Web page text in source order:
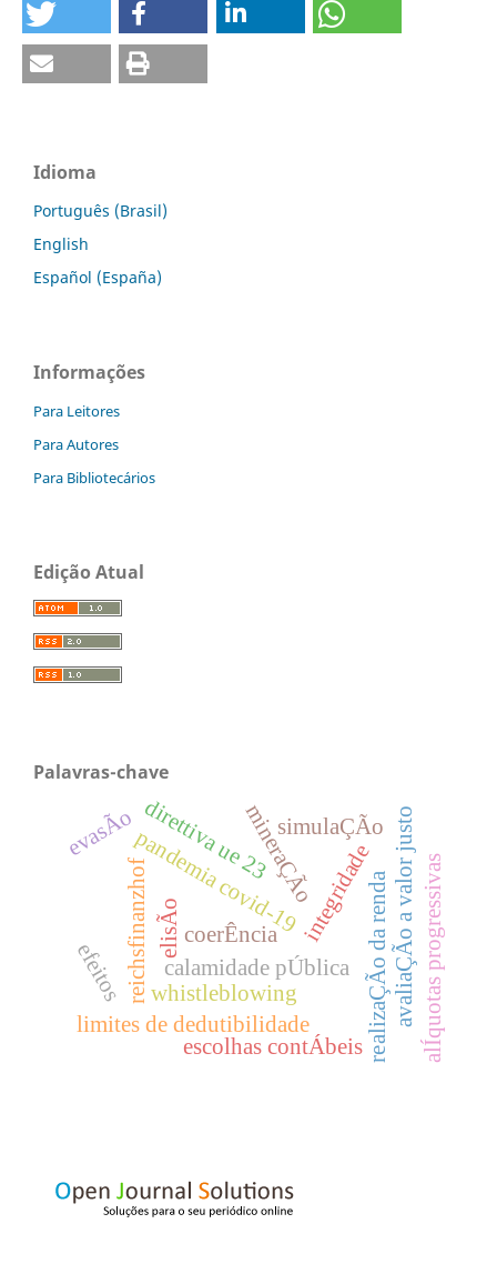
Idioma
Português (Brasil)
English
Español (España)
Informações
Para Leitores
Para Autores
Para Bibliotecários
Edição Atual
Palavras-chave
reichsfinanzhof whistleblowing
calamidade pÚblica
pandemia covid-19 realizaÇÃo da rendaavaliaÇÃo a valor justo
elisÃo
direttiva ue 23
limites de dedutibilidade
integridade
mineraÇÃo
escolhas contÁbeis
coerÊncia
simulaÇÃo
evasÃo
efeitos alÍquotas progressivas